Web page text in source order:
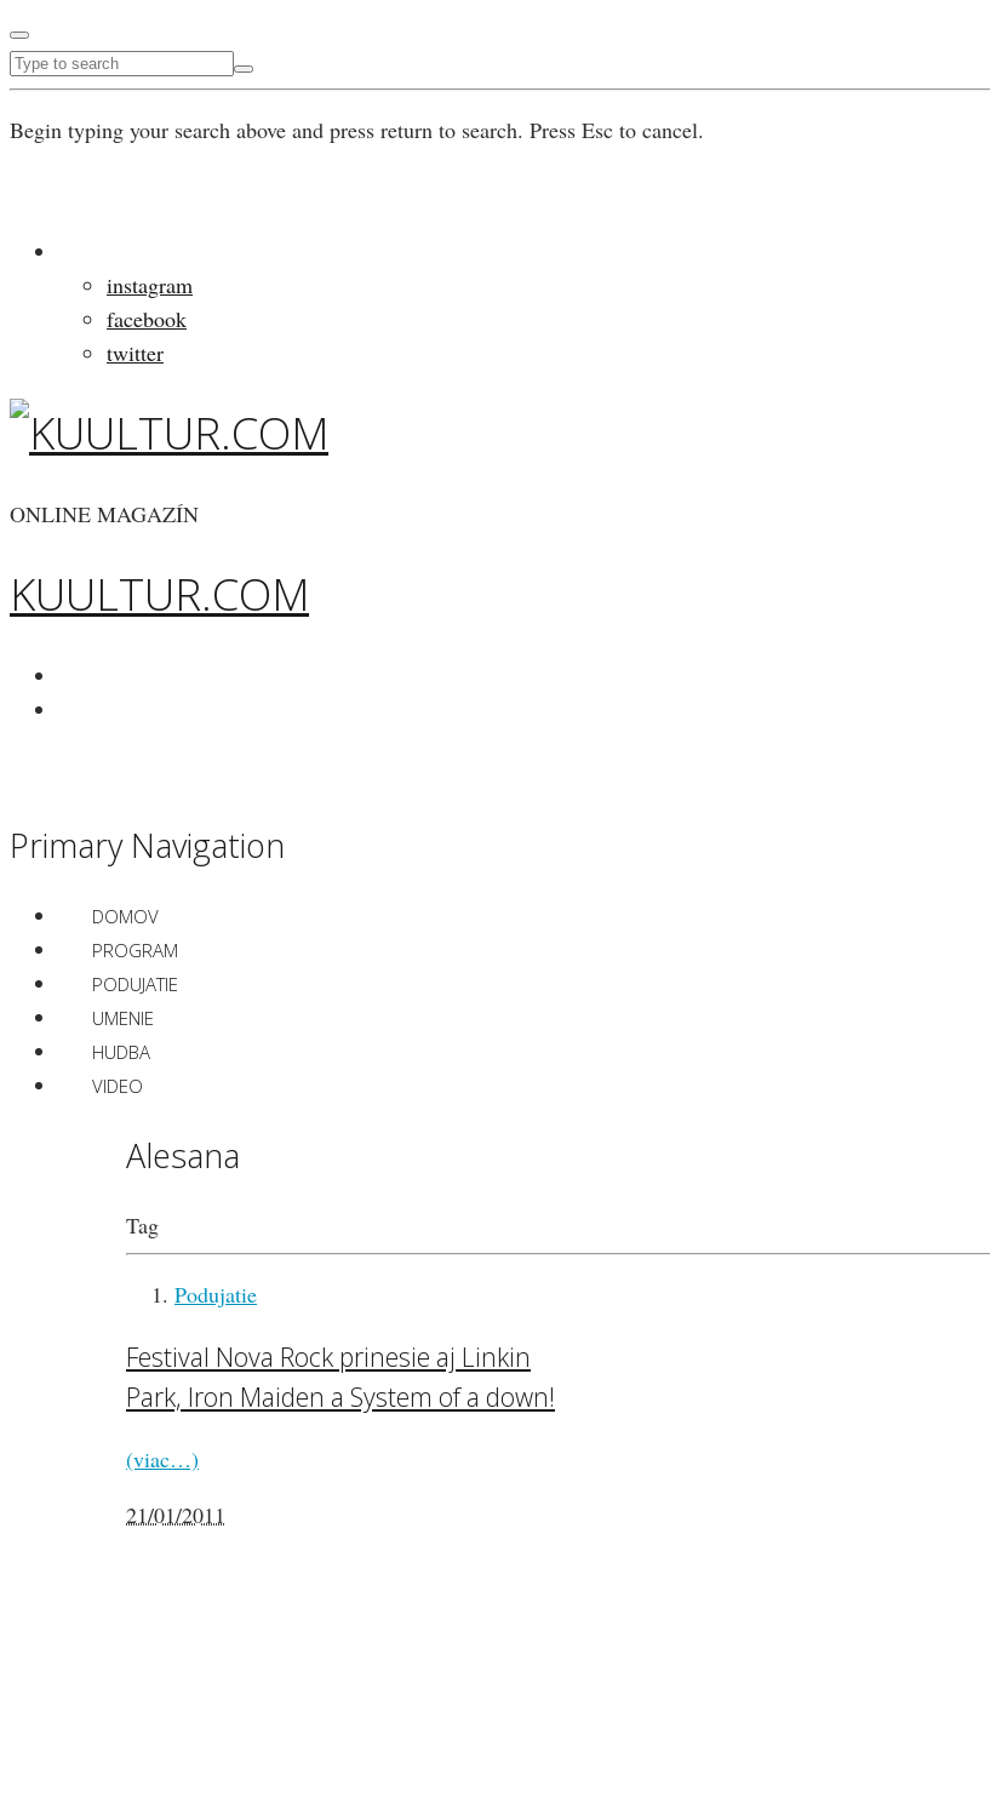
Begin typing your search above and press return to search. Press Esc to cancel.
instagram
facebook
twitter
ONLINE MAGAZÍN
KUULTUR.COM
Primary Navigation
DOMOV
PROGRAM
PODUJATIE
UMENIE
HUDBA
VIDEO
Alesana
Tag
Podujatie
Festival Nova Rock prinesie aj Linkin
Park, Iron Maiden a System of a down!
(viac…)
21/01/2011